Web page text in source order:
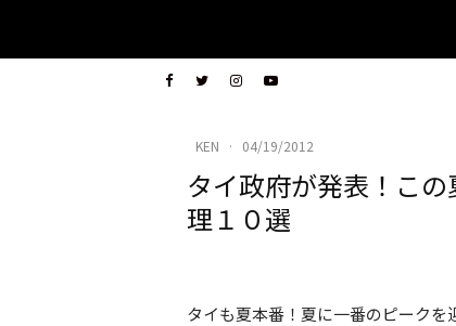
KEN · 04/19/2012
タイ政府が発表！こ
理１０選
タイも夏本番！夏に一番のピーク